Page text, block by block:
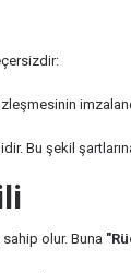
Bu şekil
olur. Buna